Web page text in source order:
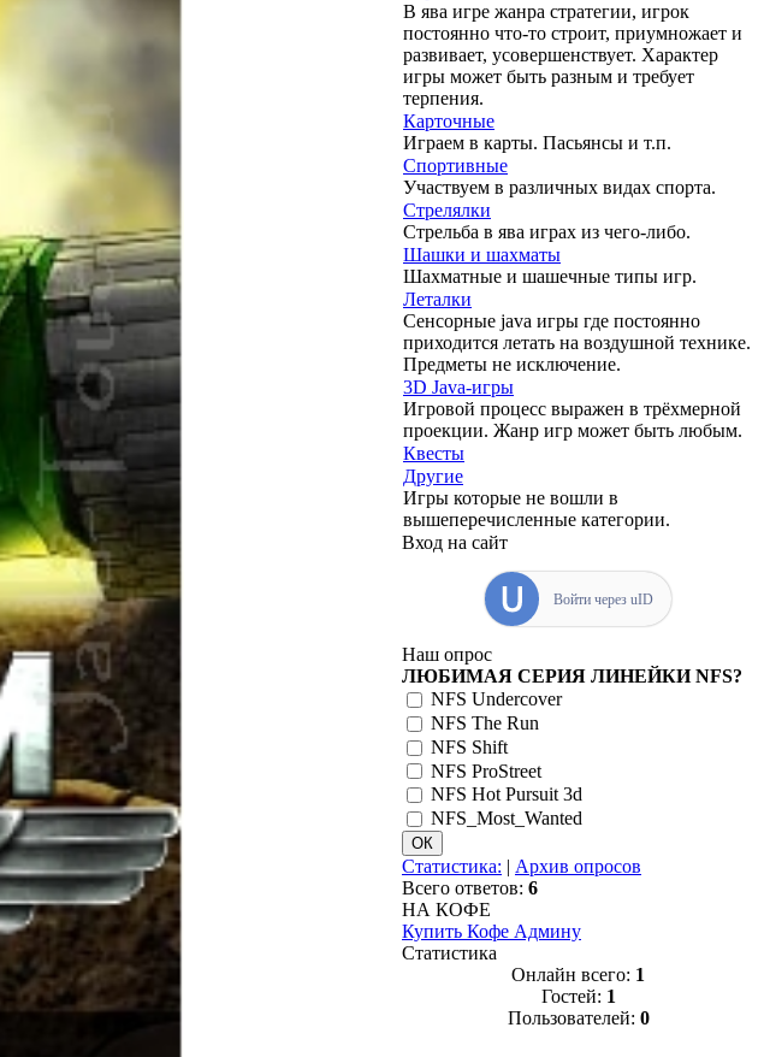
В ява игре жанра стратегии, игрок
постоянно что-то строит, приумножает и
развивает, усовершенствует. Характер
игры может быть разным и требует
терпения.
Карточные
Играем в карты. Пасьянсы и т.п.
Спортивные
Участвуем в различных видах спорта.
Стрелялки
Стрельба в ява играх из чего-либо.
Шашки и шахматы
Шахматные и шашечные типы игр.
Леталки
Сенсорные java игры где постоянно
приходится летать на воздушной технике.
Предметы не исключение.
3D Java-игры
Игровой процесс выражен в трёхмерной
проекции. Жанр игр может быть любым.
Квесты
Другие
Игры которые не вошли в
вышеперечисленные категории.
Вход на сайт
Войти через uID
Наш опрос
ЛЮБИМАЯ СЕРИЯ ЛИНЕЙКИ NFS?
NFS Undercover
NFS The Run
NFS Shift
NFS ProStreet
NFS Hot Pursuit 3d
NFS_Most_Wanted
Статистика: | Архив опросов
Всего ответов: 6
НА КОФЕ
Купить Кофе Админу
Статистика
Онлайн всего: 1
Гостей: 1
Пользователей: 0